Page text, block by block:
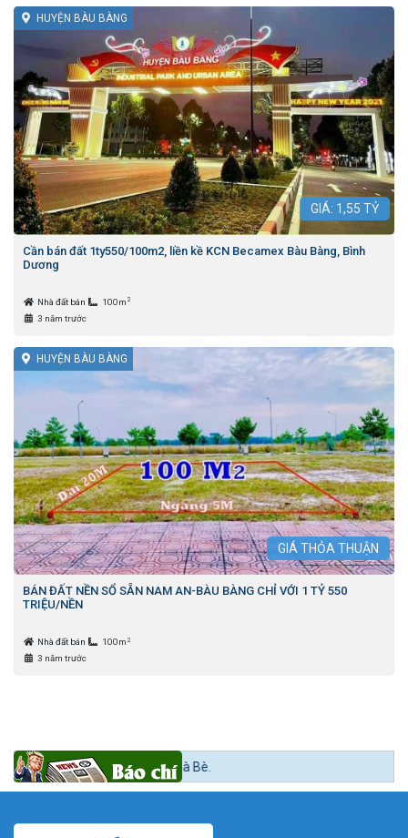
HUYỆN BÀU BÀNG
GIÁ: 1,55 TỶ
Cần bán đất 1ty550/100m2, liền kề KCN Becamex Bàu Bàng, Bình
Dương
Nhà đất bán 100m 2
3 năm trước
HUYỆN BÀU BÀNG
GIÁTHỎA THUẬN
BÁN ĐẤT NỀN SỔ SẴN NAM AN-BÀU BÀNG CHỈ VỚI 1 TỶ 550
TRIỆU/NỀN
Nhà đất bán 100m 2
3 năm trước
lên quận Nhà Bè.